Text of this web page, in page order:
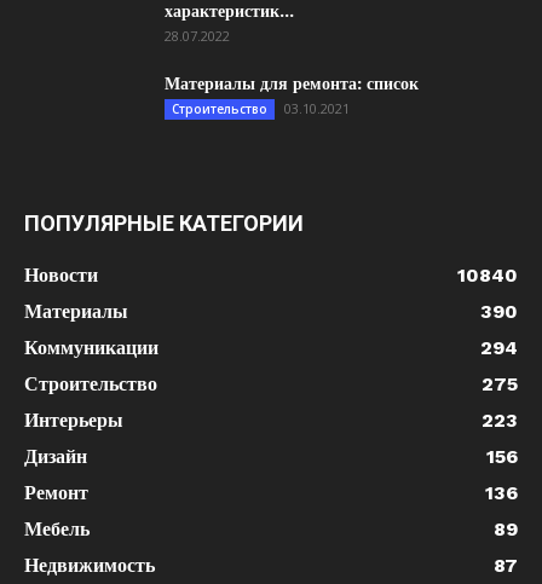
характеристик...
28.07.2022
Материалы для ремонта: список
Строительство 03.10.2021
ПОПУЛЯРНЫЕ КАТЕГОРИИ
Новости
10840
Материалы
390
Коммуникации
294
Строительство
275
Интерьеры
223
Дизайн
156
Ремонт
136
Мебель
89
Недвижимость
87